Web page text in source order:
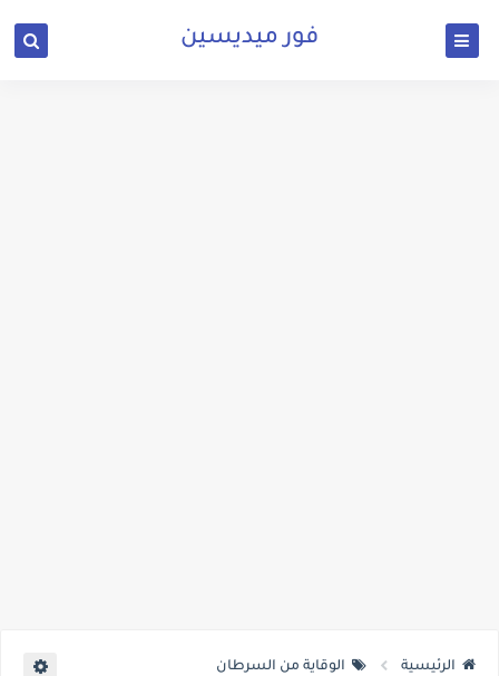
فور ميديسين
الرئيسية الوقاية من السرطان